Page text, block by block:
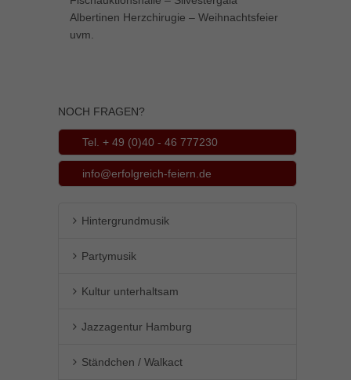
Albertinen Herzchirugie – Weihnachtsfeier
uvm.
NOCH FRAGEN?
Tel. + 49 (0)40 - 46 777230
info@erfolgreich-feiern.de
Hintergrundmusik
Partymusik
Kultur unterhaltsam
Jazzagentur Hamburg
Ständchen / Walkact